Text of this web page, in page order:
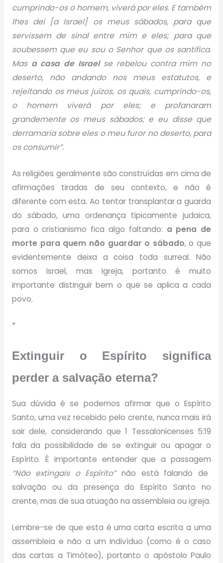
cumprindo-os o homem, viverá por eles. E também
lhes dei [a Israel] os meus sábados, para que
servissem de sinal entre mim e eles; para que
soubessem que eu sou o Senhor que os santifica.
Mas a casa de Israel se rebelou contra mim no
deserto, não andando nos meus estatutos, e
rejeitando os meus juízos, os quais, cumprindo-os,
o homem viverá por eles; e profanaram
grandemente os meus sábados; e eu disse que
derramaria sobre eles o meu furor no deserto, para
os consumir”.
As religiões geralmente são construídas em cima de
afirmações tiradas de seu contexto, e não é
diferente com esta. Ao tentar transplantar a guarda
do sábado, uma ordenança tipicamente judaica,
para o cristianismo fica algo faltando: a pena de
morte para quem não guardar o sábado, o que
evidentemente deixa a coisa toda surreal. Não
somos Israel, mas Igreja, portanto é muito
importante distinguir bem o que se aplica a cada
povo.
*
Extinguir o Espírito significa
perder a salvação eterna?
Sua dúvida é se podemos afirmar que o Espírito
Santo, uma vez recebido pelo crente, nunca mais irá
sair dele, considerando que 1 Tessalonicenses 5:19
fala da possibilidade de se extinguir ou apagar o
Espírito. É importante entender que a passagem
“Não extingais o Espírito”não está falando de
salvação ou da presença do Espírito Santo no
crente, mas de sua atuação na assembleia ou igreja.
Lembre-se de que esta é uma carta escrita a uma
assembleia e não a um indivíduo (como é o caso
das cartas a Timóteo), portanto o apóstolo Paulo